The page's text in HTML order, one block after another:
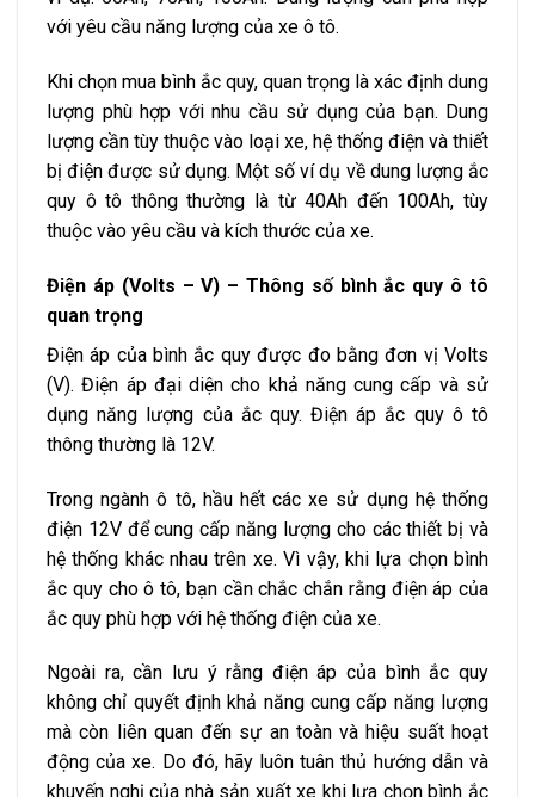
với yêu cầu năng lượng của xe ô tô.
Khi chọn mua bình ắc quy, quan trọng là xác định dung
lượng phù hợp với nhu cầu sử dụng của bạn. Dung
lượng cần tùy thuộc vào loại xe, hệ thống điện và thiết
bị điện được sử dụng. Một số ví dụ về dung lượng ắc
quy ô tô thông thường là từ 40Ah đến 100Ah, tùy
thuộc vào yêu cầu và kích thước của xe.
Điện áp (Volts – V) – Thông số bình ắc quy ô tô
quan trọng
Điện áp của bình ắc quy được đo bằng đơn vị Volts
(V). Điện áp đại diện cho khả năng cung cấp và sử
dụng năng lượng của ắc quy. Điện áp ắc quy ô tô
thông thường là 12V.
Trong ngành ô tô, hầu hết các xe sử dụng hệ thống
điện 12V để cung cấp năng lượng cho các thiết bị và
hệ thống khác nhau trên xe. Vì vậy, khi lựa chọn bình
ắc quy cho ô tô, bạn cần chắc chắn rằng điện áp của
ắc quy phù hợp với hệ thống điện của xe.
Ngoài ra, cần lưu ý rằng điện áp của bình ắc quy
không chỉ quyết định khả năng cung cấp năng lượng
mà còn liên quan đến sự an toàn và hiệu suất hoạt
động của xe. Do đó, hãy luôn tuân thủ hướng dẫn và
khuyến nghị của nhà sản xuất xe khi lựa chọn bình ắc